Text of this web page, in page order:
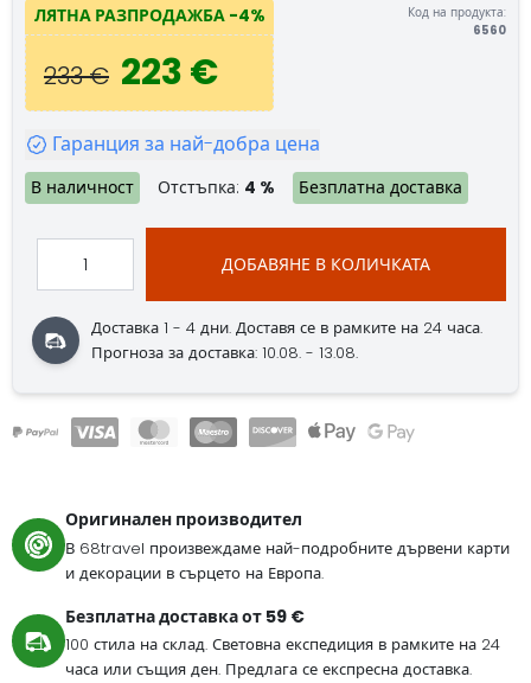
ЛЯТНА РАЗПРОДАЖБА -4%
233 € 223 €
Код на продукта:
6560
Гаранция за най-добра цена
В наличност Отстъпка: 4 % Безплатна доставка
ДОБАВЯНЕ В КОЛИЧКАТА
Доставка 1 - 4 дни.Доставя се в рамките на 24 часа.
Прогноза за доставка: 10.08. - 13.08.
Оригинален производител
В 68travel произвеждаме най-подробните дървени карти
и декорации в сърцето на Европа.
Безплатна доставка от 59 €
100 стила на склад. Световна експедиция в рамките на 24
часа или същия ден. Предлага се експресна доставка.